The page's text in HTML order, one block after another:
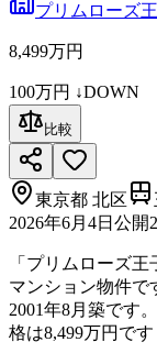
プリムローズ
8,499万円
100万円 ↓DOWN
比較
東京都 北区
2026年6月4日 公開
「プリムローズ
マンション物件で
2001年8月築です
格は8,499万円です